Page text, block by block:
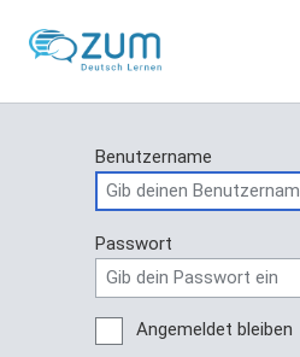
Benutzername
Passwort
Angemeldet bleiben